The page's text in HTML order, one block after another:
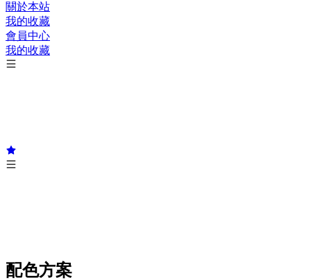
關於本站
我的收藏
會員中心
我的收藏
配色方案